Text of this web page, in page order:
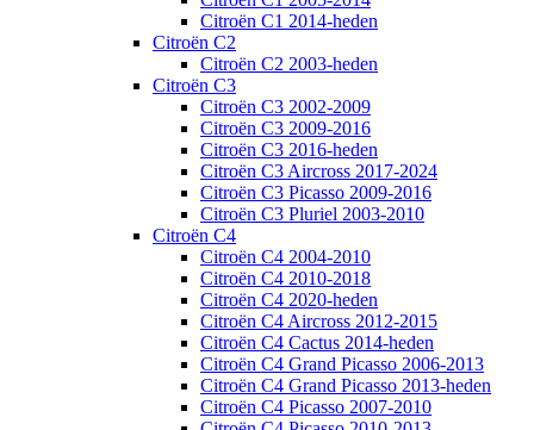
Citroën C1 2014-heden
Citroën C2
Citroën C2 2003-heden
Citroën C3
Citroën C3 2002-2009
Citroën C3 2009-2016
Citroën C3 2016-heden
Citroën C3 Aircross 2017-2024
Citroën C3 Picasso 2009-2016
Citroën C3 Pluriel 2003-2010
Citroën C4
Citroën C4 2004-2010
Citroën C4 2010-2018
Citroën C4 2020-heden
Citroën C4 Aircross 2012-2015
Citroën C4 Cactus 2014-heden
Citroën C4 Grand Picasso 2006-2013
Citroën C4 Grand Picasso 2013-heden
Citroën C4 Picasso 2007-2010